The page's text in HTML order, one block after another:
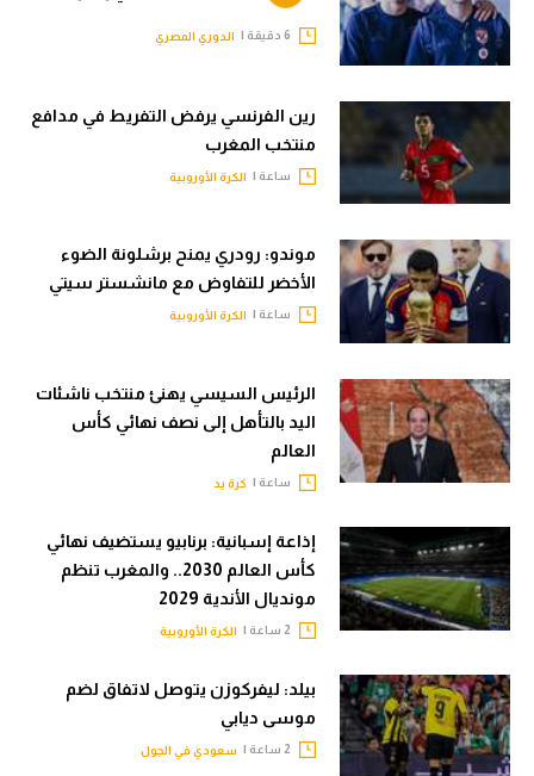
الدوري المصري
رين الفرنسي يرفض التفريط في مدافع
منتخب المغرب
ساعة | الكرة الأوروبية
موندو: رودري يمنح برشلونة الضوء
الأخضر للتفاوض مع مانشستر سيتي
ساعة | الكرة الأوروبية
الرئيس السيسي يهنئ منتخب ناشئات
اليد بالتأهل إلى نصف نهائي كأس
العالم
ساعة | كرة يد
إذاعة إسبانية: برنابيو يستضيف نهائي
كأس العالم 2030.. والمغرب تنظم
مونديال الأندية 2029
الكرة الأوروبية
بيلد: ليفركوزن يتوصل لاتفاق لضم
موسى ديابي
سعودي في الجول